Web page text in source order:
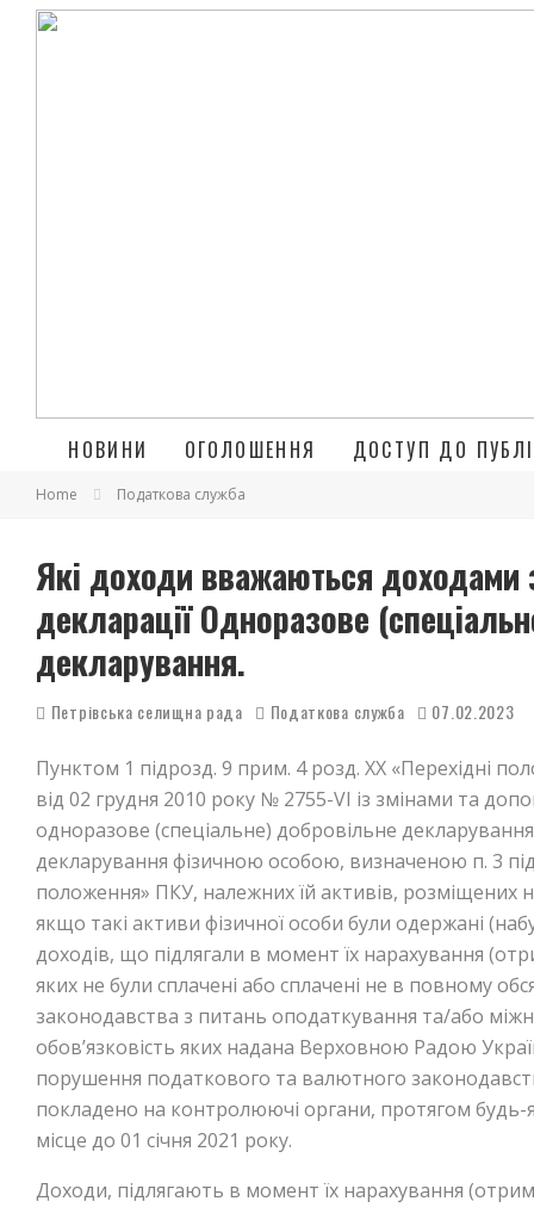
НОВИНИ ОГОЛОШЕННЯ ДОСТУП ДО
Home Податкова служба
Які доходи вважаються
декларації Одноразове
декларування.
Петрівська селищна рада Податкова служба 07.02.2023
Пунктом 1 підрозд. 9 прим. 4 розд. ХХ «Перехідні
від 02 грудня 2010 року № 2755-VI із змінами та
одноразове (спеціальне) добровільне
декларування фізичною особою, визначеною п. 3
положення» ПКУ, належних їй активів, розміщених
якщо такі активи фізичної особи були одержані
доходів, що підлягали в момент їх нарахування
яких не були сплачені або сплачені не в повному
законодавства з питань оподаткування та/або
обов’язковість яких надана Верховною Радою
порушення податкового та валютного
покладено на контролюючі органи, протягом
місце до 01 січня 2021 року.
Доходи, підлягають в момент їх нарахування